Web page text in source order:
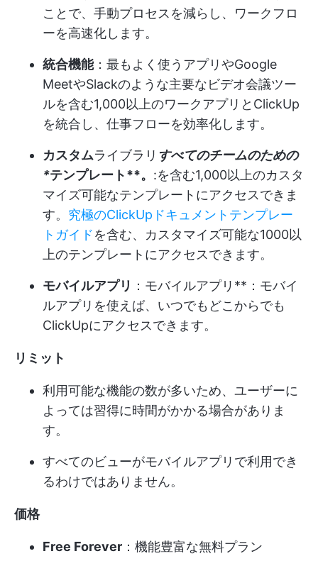
ことで、手動プロセスを減らし、ワークフロ
ーを高速化します。
統合機能：最もよく使うアプリやGoogle
MeetやSlackのような主要なビデオ会議ツー
ルを含む1,000以上のワークアプリとClickUp
を統合し、仕事フローを効率化します。
カスタムライブラリ すべてのチームのための
*テンプレート**。 :を含む1,000以上のカスタ
マイズ可能なテンプレートにアクセスできま
す。 究極のClickUpドキュメントテンプレー
トガイドを含む、カスタマイズ可能な1000以
上のテンプレートにアクセスできます。
モバイルアプリ ：モバイルアプリ**：モバイ
ルアプリを使えば、いつでもどこからでも
ClickUpにアクセスできます。
リミット
利用可能な機能の数が多いため、ユーザーに
よっては習得に時間がかかる場合がありま
す。
すべてのビューがモバイルアプリで利用でき
るわけではありません。
価格
Free Forever ：機能豊富な無料プラン